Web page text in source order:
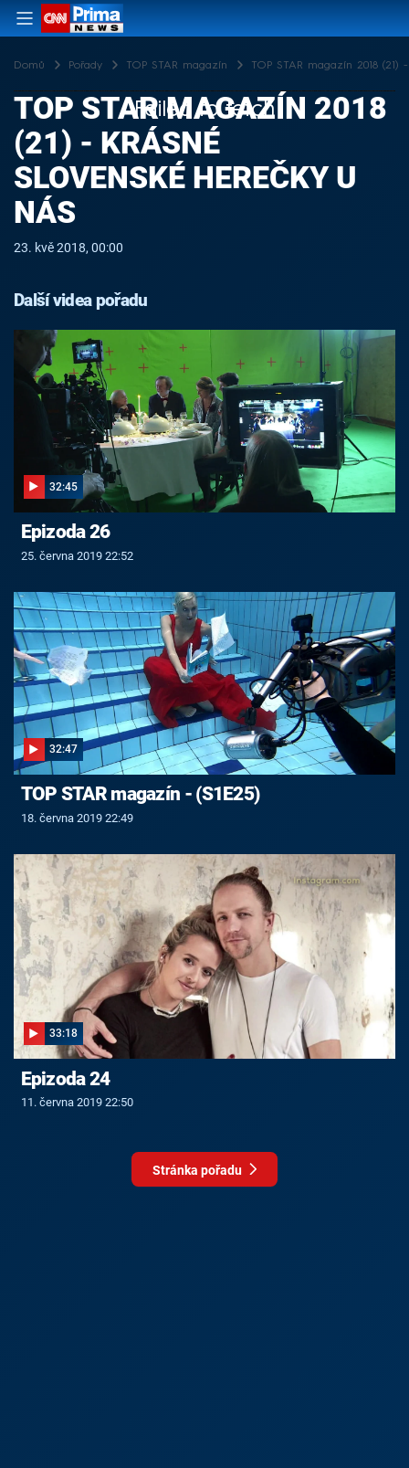
Domů Pořady TOP STAR magazín TOP STAR magazín 2018
Failed to fetch
TOP STAR MAGAZÍN 2018
(21) - KRÁSNÉ
SLOVENSKÉ HEREČKY U
NÁS
23. kvě 2018, 00:00
Další videa pořadu
32:45
Epizoda 26
25. června 2019 22:52
32:47
TOP STAR magazín - (S1E25)
18. června 2019 22:49
33:18
Epizoda 24
11. června 2019 22:50
Stránka pořadu